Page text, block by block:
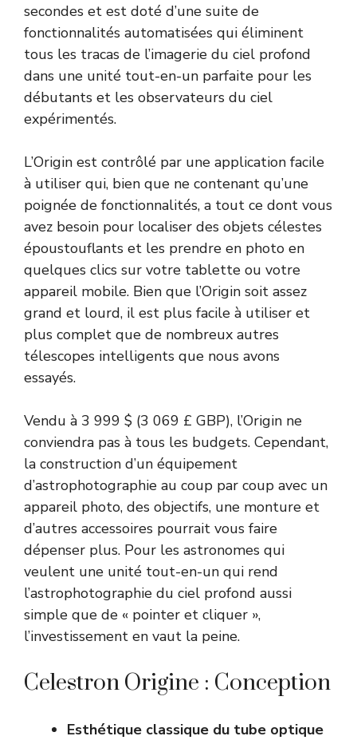
secondes et est doté d’une suite de
fonctionnalités automatisées qui éliminent
tous les tracas de l’imagerie du ciel profond
dans une unité tout-en-un parfaite pour les
débutants et les observateurs du ciel
expérimentés.
L’Origin est contrôlé par une application facile
à utiliser qui, bien que ne contenant qu’une
poignée de fonctionnalités, a tout ce dont vous
avez besoin pour localiser des objets célestes
époustouflants et les prendre en photo en
quelques clics sur votre tablette ou votre
appareil mobile. Bien que l’Origin soit assez
grand et lourd, il est plus facile à utiliser et
plus complet que de nombreux autres
télescopes intelligents que nous avons
essayés.
Vendu à 3 999 $ (3 069 £ GBP), l’Origin ne
conviendra pas à tous les budgets. Cependant,
la construction d’un équipement
d’astrophotographie au coup par coup avec un
appareil photo, des objectifs, une monture et
d’autres accessoires pourrait vous faire
dépenser plus. Pour les astronomes qui
veulent une unité tout-en-un qui rend
l’astrophotographie du ciel profond aussi
simple que de « pointer et cliquer »,
l’investissement en vaut la peine.
Celestron Origine : Conception
Esthétique classique du tube optique